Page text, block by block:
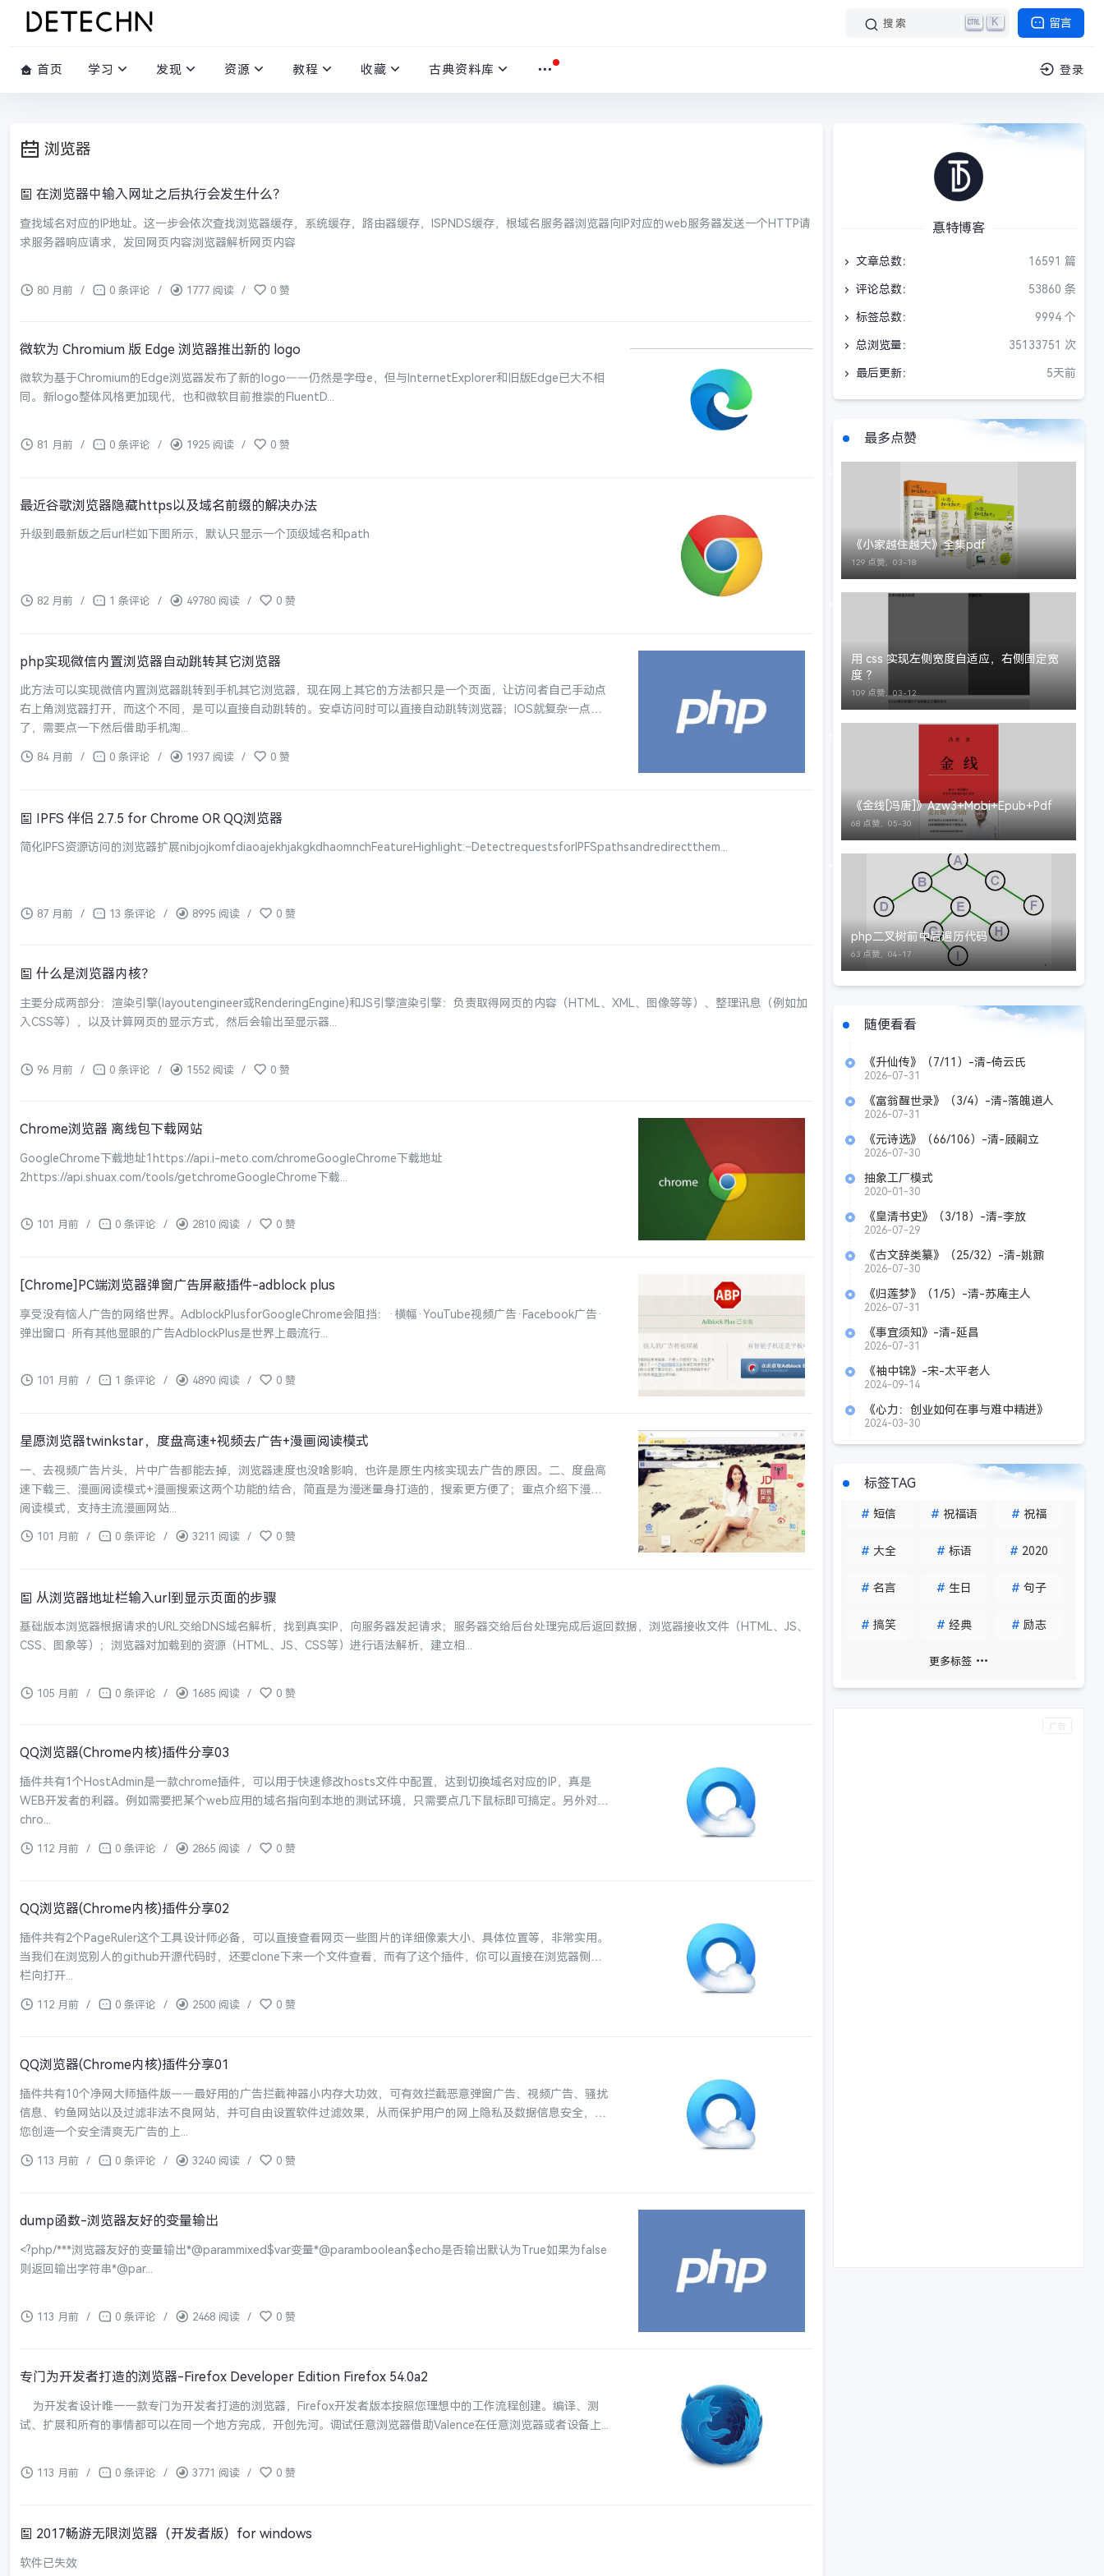
留言
搜索 K
首页 学习 发现 资源 教程 收藏 古典资料库 登录
浏览器
在浏览器中输入网址之后执行会发生什么？
查找域名对应的IP地址。这一步会依次查找浏览器缓存，系统缓存，路由器缓存，ISPNDS缓存，根域名服务器浏览器向IP对应的web服务器发送一个HTTP请
求服务器响应请求，发回网页内容浏览器解析网页内容
80 月前 / 0 条评论 / 1777 阅读 / 0 赞
微软为 Chromium 版 Edge 浏览器推出新的 logo
微软为基于Chromium的Edge浏览器发布了新的logo——仍然是字母e，但与InternetExplorer和旧版Edge已大不相
同。新logo整体风格更加现代，也和微软目前推崇的FluentD...
81 月前 / 0 条评论 / 1925 阅读 / 0 赞
最近谷歌浏览器隐藏https以及域名前缀的解决办法
升级到最新版之后url栏如下图所示，默认只显示一个顶级域名和path
82 月前 / 1 条评论 / 49780 阅读 / 0 赞
php实现微信内置浏览器自动跳转其它浏览器
此方法可以实现微信内置浏览器跳转到手机其它浏览器，现在网上其它的方法都只是一个页面，让访问者自己手动点
右上角浏览器打开，而这个不同，是可以直接自动跳转的。安卓访问时可以直接自动跳转浏览器；IOS就复杂一点
了，需要点一下然后借助手机淘...
84 月前 / 0 条评论 / 1937 阅读 / 0 赞
IPFS 伴侣 2.7.5 for Chrome OR QQ浏览器
简化IPFS资源访问的浏览器扩展nibjojkomfdiaoajekhjakgkdhaomnchFeatureHighlight:–DetectrequestsforIPFSpathsandredirectthem...
87 月前 / 13 条评论 / 8995 阅读 / 0 赞
什么是浏览器内核？
主要分成两部分：渲染引擎(layoutengineer或RenderingEngine)和JS引擎渲染引擎：负责取得网页的内容（HTML、XML、图像等等）、整理讯息（例如加
入CSS等），以及计算网页的显示方式，然后会输出至显示器...
96 月前 / 0 条评论 / 1552 阅读 / 0 赞
Chrome浏览器 离线包下载网站
GoogleChrome下载地址1https://api.i-meto.com/chromeGoogleChrome下载地址
2https://api.shuax.com/tools/getchromeGoogleChrome下载...
101 月前 / 0 条评论 / 2810 阅读 / 0 赞
[Chrome]PC端浏览器弹窗广告屏蔽插件-adblock plus
享受没有恼人广告的网络世界。AdblockPlusforGoogleChrome会阻挡：·横幅·YouTube视频广告·Facebook广告·
弹出窗口·所有其他显眼的广告AdblockPlus是世界上最流行...
101 月前 / 1 条评论 / 4890 阅读 / 0 赞
星愿浏览器twinkstar，度盘高速+视频去广告+漫画阅读模式
一、去视频广告片头，片中广告都能去掉，浏览器速度也没啥影响，也许是原生内核实现去广告的原因。二、度盘高
速下载三、漫画阅读模式+漫画搜索这两个功能的结合，简直是为漫迷量身打造的，搜索更方便了；重点介绍下漫画
阅读模式，支持主流漫画网站...
101 月前 / 0 条评论 / 3211 阅读 / 0 赞
从浏览器地址栏输入url到显示页面的步骤
基础版本浏览器根据请求的URL交给DNS域名解析，找到真实IP，向服务器发起请求；服务器交给后台处理完成后返回数据，浏览器接收文件（HTML、JS、
CSS、图象等）；浏览器对加载到的资源（HTML、JS、CSS等）进行语法解析，建立相...
105 月前 / 0 条评论 / 1685 阅读 / 0 赞
QQ浏览器(Chrome内核)插件分享03
插件共有1个HostAdmin是一款chrome插件，可以用于快速修改hosts文件中配置，达到切换域名对应的IP，真是
WEB开发者的利器。例如需要把某个web应用的域名指向到本地的测试环境，只需要点几下鼠标即可搞定。另外对于
chro...
112 月前 / 0 条评论 / 2865 阅读 / 0 赞
QQ浏览器(Chrome内核)插件分享02
插件共有2个PageRuler这个工具设计师必备，可以直接查看网页一些图片的详细像素大小、具体位置等，非常实用。
当我们在浏览别人的github开源代码时，还要clone下来一个文件查看，而有了这个插件，你可以直接在浏览器侧边
栏向打开...
112 月前 / 0 条评论 / 2500 阅读 / 0 赞
QQ浏览器(Chrome内核)插件分享01
插件共有10个净网大师插件版——最好用的广告拦截神器小内存大功效，可有效拦截恶意弹窗广告、视频广告、骚扰
信息、钓鱼网站以及过滤非法不良网站，并可自由设置软件过滤效果，从而保护用户的网上隐私及数据信息安全，为
您创造一个安全清爽无广告的上...
113 月前 / 0 条评论 / 3240 阅读 / 0 赞
dump函数-浏览器友好的变量输出
<?php/***浏览器友好的变量输出*@parammixed$var变量*@paramboolean$echo是否输出默认为True如果为false
则返回输出字符串*@par...
113 月前 / 0 条评论 / 2468 阅读 / 0 赞
专门为开发者打造的浏览器-Firefox Developer Edition Firefox 54.0a2
为开发者设计唯一一款专门为开发者打造的浏览器，Firefox开发者版本按照您理想中的工作流程创建。编译、测
试、扩展和所有的事情都可以在同一个地方完成，开创先河。调试任意浏览器借助Valence在任意浏览器或者设备上...
113 月前 / 0 条评论 / 3771 阅读 / 0 赞
2017畅游无限浏览器（开发者版）for windows
软件已失效
惪特博客
文章总数： 16591 篇
评论总数： 53860 条
标签总数： 9994 个
总浏览量： 35133751 次
最后更新： 5天前
最多点赞
《小家越住越大》全集pdf
129 点赞， 03-18
用 css 实现左侧宽度自适应，右侧固定宽
度 ？
109 点赞， 03-12
《金线[冯唐]》Azw3+Mobi+Epub+Pdf
68 点赞， 05-30
php二叉树前中后遍历代码
63 点赞， 04-17
随便看看
《升仙传》（7/11）-清-倚云氏
2026-07-31
《富翁醒世录》（3/4）-清-落魄道人
2026-07-31
《元诗选》（66/106）-清-顾嗣立
2026-07-30
抽象工厂模式
2020-01-30
《皇清书史》（3/18）-清-李放
2026-07-29
《古文辞类纂》（25/32）-清-姚鼐
2026-07-30
《归莲梦》（1/5）-清-苏庵主人
2026-07-31
《事宜须知》-清-延昌
2026-07-31
《袖中锦》-宋-太平老人
2024-09-14
《心力：创业如何在事与难中精进》
Azw3+Epub+Mobi+Pdf
2024-03-30
标签TAG
# 短信 # 祝福语 # 祝福
# 大全 # 标语 # 2020
# 名言 # 生日 # 句子
# 搞笑 # 经典 # 励志
更多标签